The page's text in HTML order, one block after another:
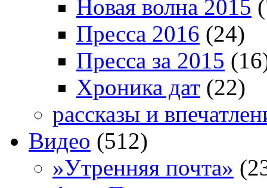
Новая волна 2015
Пресса 2016 (24)
Пресса за 2015
Хроника дат (22)
рассказы и
Видео (512)
»Утренняя почта»